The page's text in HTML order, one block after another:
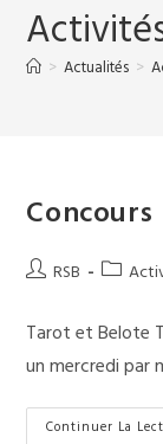
> Actualités >
Concours
Auteur/autrice
la
publication :
RSB
Post
Tarot et Belote
un mercredi par
Continuer La